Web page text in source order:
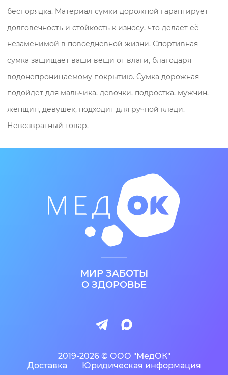
беспорядка. Материал сумки дорожной гарантирует
долговечность и стойкость к износу, что делает её
незаменимой в повседневной жизни. Спортивная
сумка защищает ваши вещи от влаги, благодаря
водонепроницаемому покрытию. Сумка дорожная
подойдет для мальчика, девочки, подростка, мужчин,
женщин, девушек, подходит для ручной клади.
Невозвратный товар.
МИР ЗАБОТЫ
О ЗДОРОВЬЕ
2019-2026 © ООО "МедОК"
Доставка
Юридическая информация